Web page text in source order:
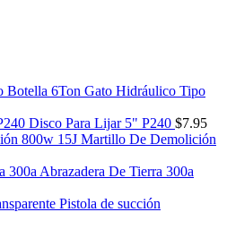
Gato Hidráulico Tipo
Disco Para Lijar 5" P240 $7.95
Martillo De Demolición
Abrazadera De Tierra 300a
Pistola de succión